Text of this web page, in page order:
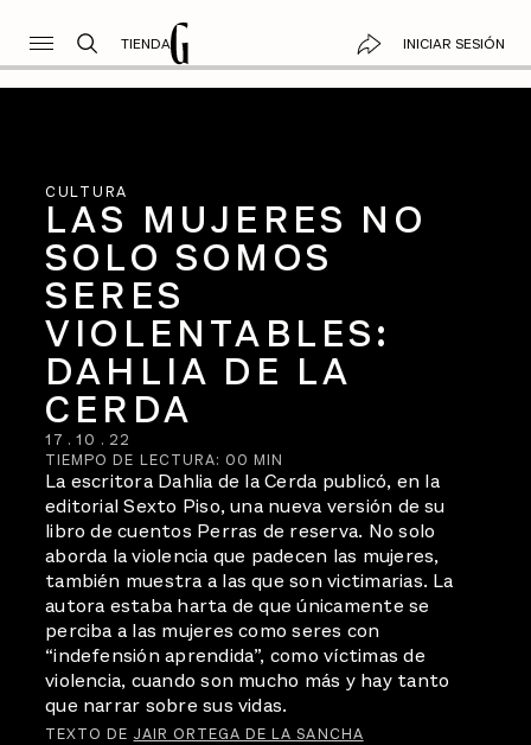
TIENDA INICIAR SESIÓN
CULTURA
LAS MUJERES NO
SOLO SOMOS
SERES
VIOLENTABLES:
DAHLIA DE LA
CERDA
17 . 10 . 22
TIEMPO DE LECTURA: 00 MIN
La escritora Dahlia de la Cerda publicó, en la
editorial Sexto Piso, una nueva versión de su
libro de cuentos Perras de reserva. No solo
aborda la violencia que padecen las mujeres,
también muestra a las que son victimarias. La
autora estaba harta de que únicamente se
perciba a las mujeres como seres con
“indefensión aprendida”, como víctimas de
violencia, cuando son mucho más y hay tanto
que narrar sobre sus vidas.
TEXTO DE JAIR ORTEGA DE LA SANCHA